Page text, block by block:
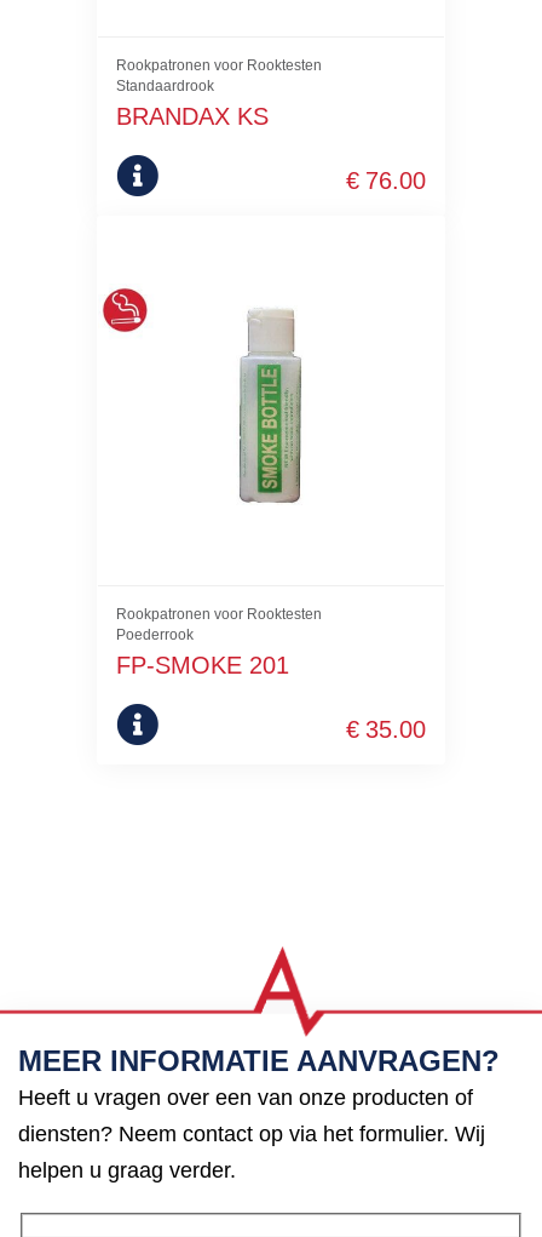
Rookpatronen voor Rooktesten
Standaardrook
BRANDAX KS
€ 76.00
Rookpatronen voor Rooktesten
Poederrook
FP-SMOKE 201
€ 35.00
MEER INFORMATIE AANVRAGEN?
Heeft u vragen over een van onze producten of
diensten? Neem contact op via het formulier. Wij
helpen u graag verder.